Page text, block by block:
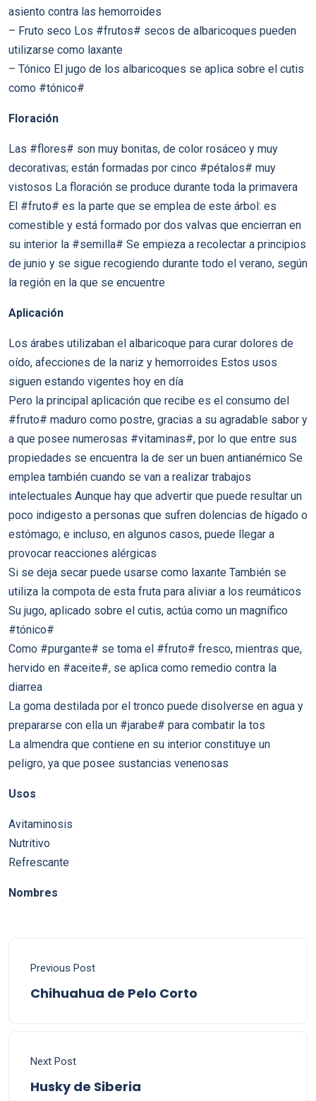
asiento contra las hemorroides
– Fruto seco Los #frutos# secos de albaricoques pueden
utilizarse como laxante
– Tónico El jugo de los albaricoques se aplica sobre el cutis
como #tónico#
Floración
Las #flores# son muy bonitas, de color rosáceo y muy
decorativas; están formadas por cinco #pétalos# muy
vistosos La floración se produce durante toda la primavera
El #fruto# es la parte que se emplea de este árbol: es
comestible y está formado por dos valvas que encierran en
su interior la #semilla# Se empieza a recolectar a principios
de junio y se sigue recogiendo durante todo el verano, según
la región en la que se encuentre
Aplicación
Los árabes utilizaban el albaricoque para curar dolores de
oído, afecciones de la nariz y hemorroides Estos usos
siguen estando vigentes hoy en día
Pero la principal aplicación que recibe es el consumo del
#fruto# maduro como postre, gracias a su agradable sabor y
a que posee numerosas #vitaminas#, por lo que entre sus
propiedades se encuentra la de ser un buen antianémico Se
emplea también cuando se van a realizar trabajos
intelectuales Aunque hay que advertir que puede resultar un
poco indigesto a personas que sufren dolencias de hígado o
estómago; e incluso, en algunos casos, puede llegar a
provocar reacciones alérgicas
Si se deja secar puede usarse como laxante También se
utiliza la compota de esta fruta para aliviar a los reumáticos
Su jugo, aplicado sobre el cutis, actúa como un magnífico
#tónico#
Como #purgante# se toma el #fruto# fresco, mientras que,
hervido en #aceite#, se aplica como remedio contra la
diarrea
La goma destilada por el tronco puede disolverse en agua y
prepararse con ella un #jarabe# para combatir la tos
La almendra que contiene en su interior constituye un
peligro, ya que posee sustancias venenosas
Usos
Avitaminosis
Nutritivo
Refrescante
Nombres
Previous Post
Chihuahua de Pelo Corto
Next Post
Husky de Siberia